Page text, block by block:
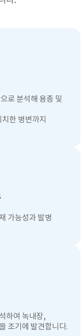
로 분석해 용종 및
한 병변까지
가능성과 발병
하여 녹내장,
조기에 발견합니다.